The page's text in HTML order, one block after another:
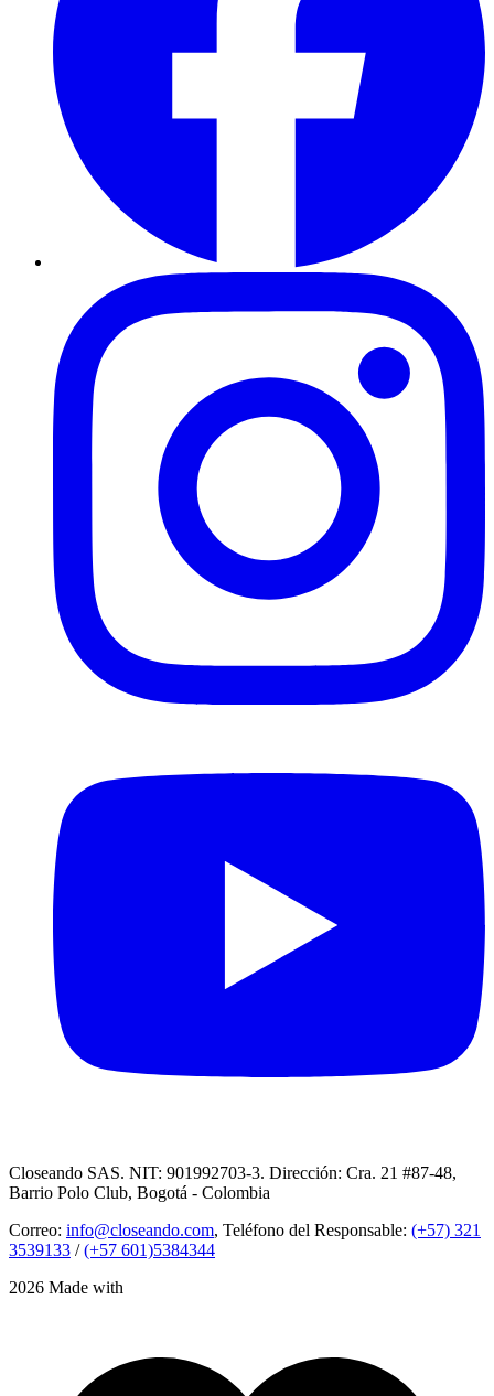
Closeando SAS. NIT: 901992703-3. Dirección: Cra. 21 #87-48,
Barrio Polo Club, Bogotá - Colombia
Correo: info@closeando.com, Teléfono del Responsable: (+57) 321
3539133 /(+57 601)5384344
2026 Made with